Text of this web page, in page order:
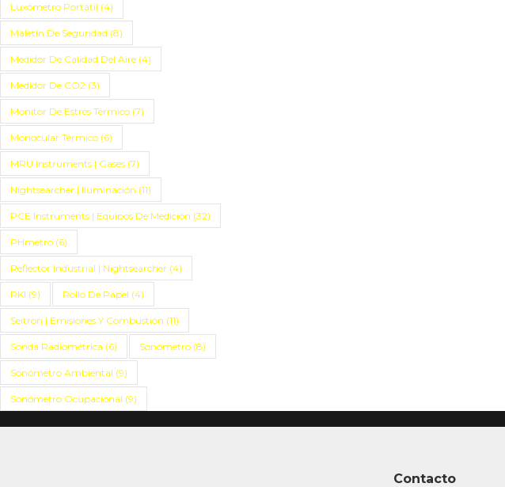
Luxómetro Portátil (4)
Maletín De Seguridad (8)
Medidor De Calidad Del Aire (4)
Medidor De CO2 (3)
Monitor De Estrés Térmico (7)
Monocular Térmico (6)
MRU Instruments | Gases (7)
Nightsearcher | Iluminación (11)
PCE Instruments | Equipos De Medición (32)
PHmetro (6)
Reflector Industrial | Nightsearcher (4)
RKI (9) Rollo De Papel (4)
Seitron | Emisiones Y Combustión (11)
Sonda Radiométrica (6) Sonómetro (8)
Sonómetro Ambiental (9)
Sonómetro Ocupacional (9)
Contacto